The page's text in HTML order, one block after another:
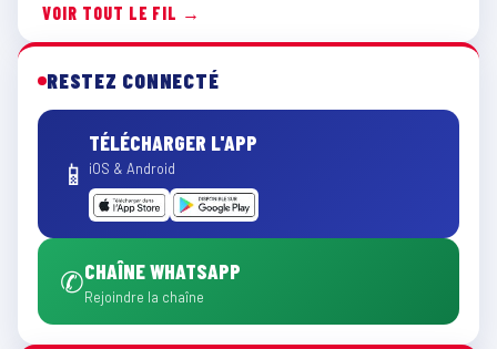
VOIR TOUT LE FIL →
RESTEZ CONNECTÉ
📱
TÉLÉCHARGER L'APP
iOS & Android
✆CHAÎNE WHATSAPP
Rejoindre la chaîne